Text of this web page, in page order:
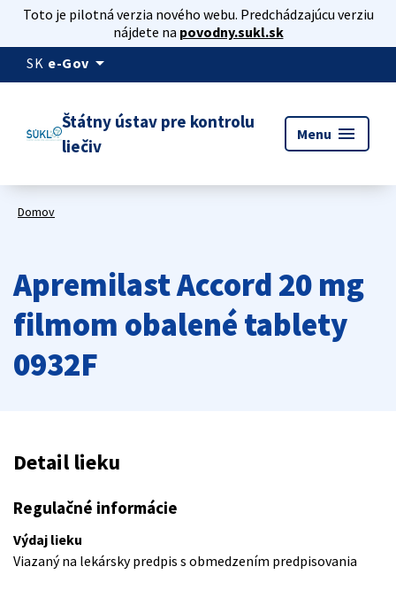
Toto je pilotná verzia nového webu. Predchádzajúcu verziu
nájdete na povodny.sukl.sk
SK e-Gov arrow_drop_down
Štátny ústav pre kontrolu
liečiv
Menu menu
Domov
Apremilast Accord 20 mg
filmom obalené tablety
0932F
Detail lieku
Regulačné informácie
Výdaj lieku
Viazaný na lekársky predpis s obmedzením predpisovania